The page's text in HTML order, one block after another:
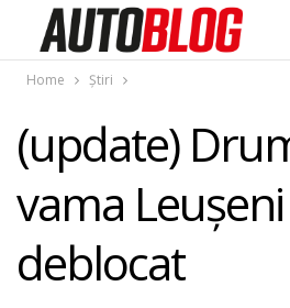
Home Știri
(update)
vama
deblocat